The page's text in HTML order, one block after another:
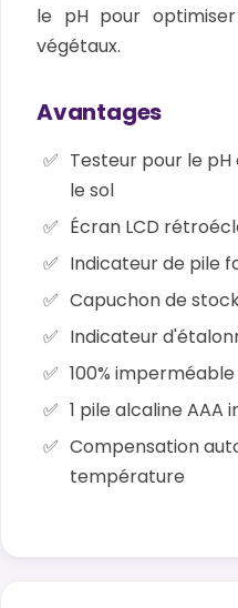
le pH pour
végétaux.
Avantages
Testeur pour le
le sol
Écran LCD
Indicateur de pile
Capuchon de
Indicateur
100% imperméable
1 pile alcaline AAA
Compensation
température